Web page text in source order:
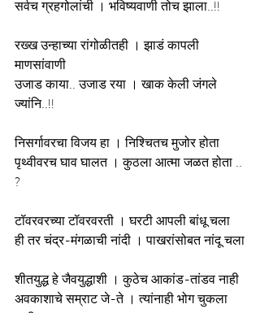
सर्वच ग्रहगोलांची । भविष्यवाणी तोच झाला..!!
रख्ख उन्हाच्या रांगोळीतही । झाडं कापली
माणसांवाणी
उजाड काया.. उजाड रया । खाक केली जंगले
ज्यांनि..!!
निसर्गावरचा विजय हा । निश्चितच मुजोर होता
पृथ्वीवरच घाव घालत । कुठला आत्मा जळत होता ..
?
टॉवरवरच्या टॉवरवरती । घरटी आपली बांधू चला
ही तर चंद्र-मंगळाची नांदी । पाखरांसोबत नांदू चला
शीतयुद्ध हे जैवयुद्धाशी । कुठेच आकांड-तांडव नाही
अवकाशाचे सम्राट जे-ते । त्यांनाही भोग चुकला